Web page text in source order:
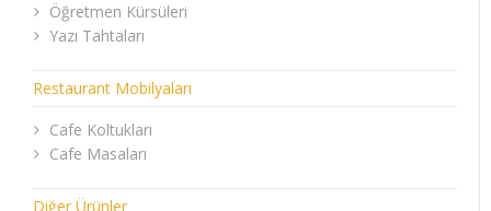
Öğretmen Kürsüleri
Yazı Tahtaları
Restaurant Mobilyaları
Cafe Koltukları
Cafe Masaları
Diğer Ürünler